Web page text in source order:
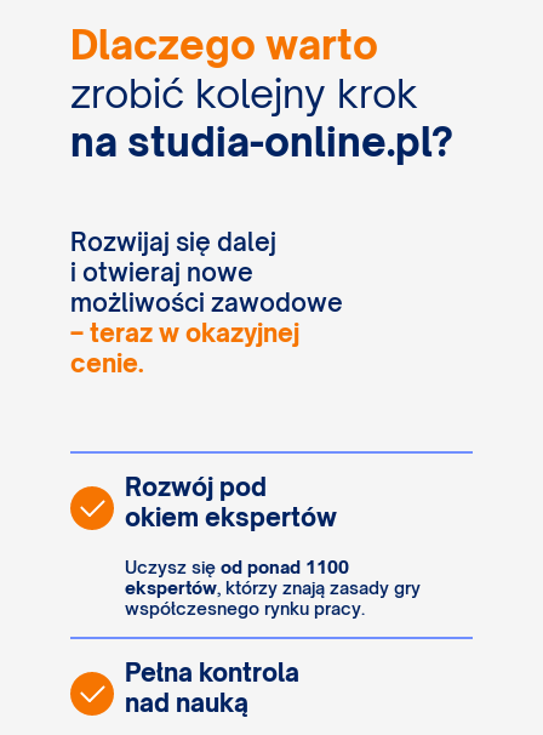
Dlaczego warto
zrobić kolejny krok
na studia-online.pl?
Rozwijaj się dalej
i otwieraj nowe
możliwości zawodowe
– teraz w okazyjnej
cenie.
Rozwój pod
okiem ekspertów
Uczysz się od ponad 1100
ekspertów, którzyznają zasady gry
współczesnego rynku pracy.
Pełna kontrola
nad nauką